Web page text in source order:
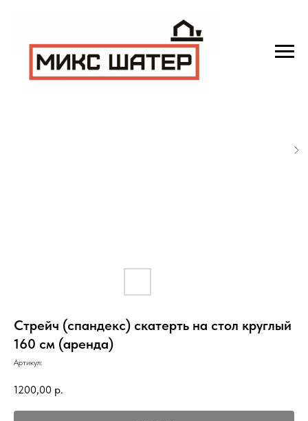
Стрейч (спандекс) скатерть на стол круглый
160 см (аренда)
Артикул:
1200,00 р.